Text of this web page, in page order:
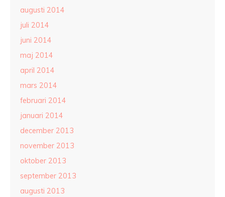
augusti 2014
juli 2014
juni 2014
maj 2014
april 2014
mars 2014
februari 2014
januari 2014
december 2013
november 2013
oktober 2013
september 2013
augusti 2013